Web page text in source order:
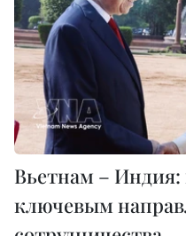
Вьетнам –
ключевым